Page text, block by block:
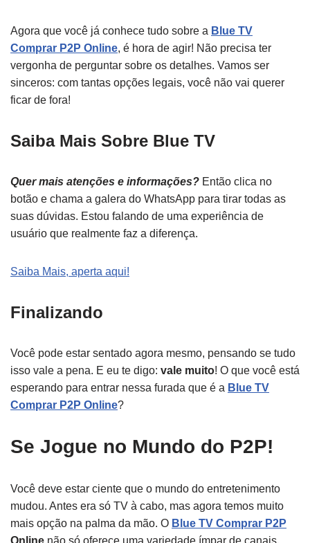
Agora que você já conhece tudo sobre a Blue TV
Comprar P2P Online, é hora de agir! Não precisa ter
vergonha de perguntar sobre os detalhes. Vamos ser
sinceros: com tantas opções legais, você não vai querer
ficar de fora!
Saiba Mais Sobre Blue TV
Quer mais atenções e informações? Então clica no
botão e chama a galera do WhatsApp para tirar todas as
suas dúvidas. Estou falando de uma experiência de
usuário que realmente faz a diferença.
Saiba Mais, aperta aqui!
Finalizando
Você pode estar sentado agora mesmo, pensando se tudo
isso vale a pena. E eu te digo: vale muito! O que você está
esperando para entrar nessa furada que é a Blue TV
Comprar P2P Online?
Se Jogue no Mundo do P2P!
Você deve estar ciente que o mundo do entretenimento
mudou. Antes era só TV à cabo, mas agora temos muito
mais opção na palma da mão. O Blue TV Comprar P2P
Online não só oferece uma variedade ímpar de canais,